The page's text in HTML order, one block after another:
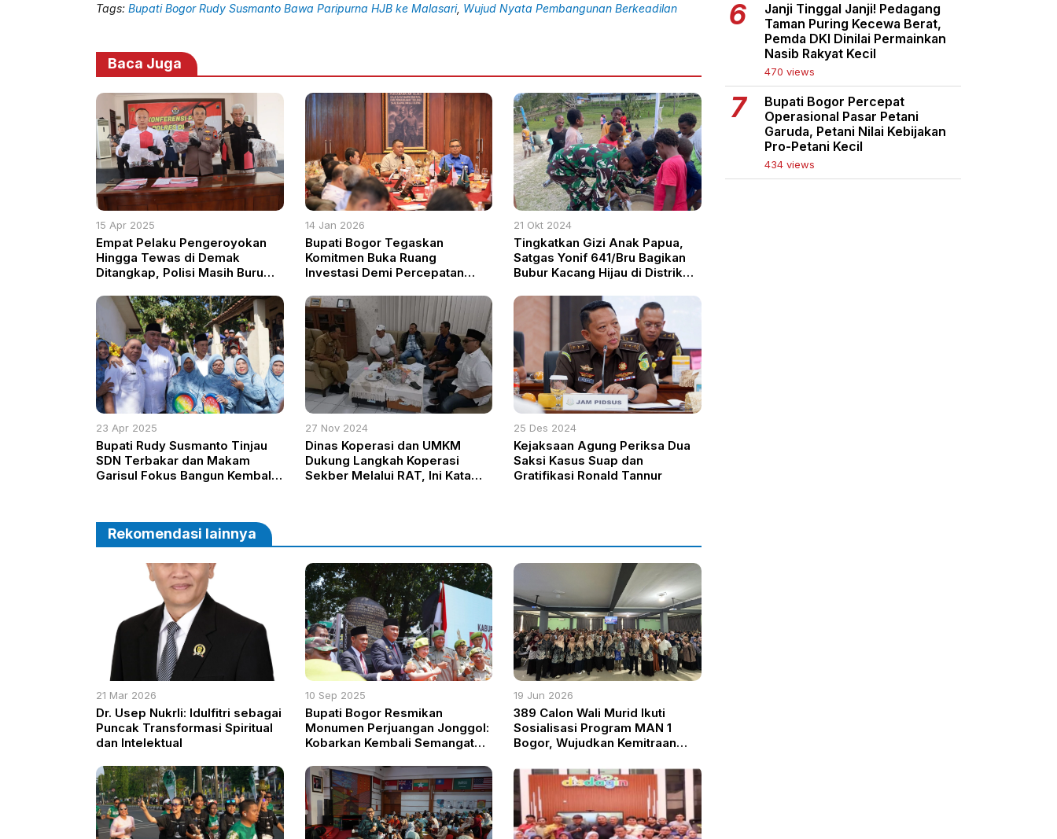
Tags: Bupati Bogor Rudy Susmanto Bawa Paripurna HJB ke Malasari, Wujud Nyata Pembangunan Berkeadilan
Baca Juga
15 Apr 2025
Empat Pelaku Pengeroyokan
Hingga Tewas di Demak
Ditangkap, Polisi Masih Buru
14 Jan 2026
Bupati Bogor Tegaskan
Komitmen Buka Ruang
Investasi Demi Percepatan
21 Okt 2024
Tingkatkan Gizi Anak Papua,
Satgas Yonif 641/Bru Bagikan
Bubur Kacang Hijau di Distrik
23 Apr 2025
Bupati Rudy Susmanto Tinjau
SDN Terbakar dan Makam
Garisul Fokus Bangun Kembali
27 Nov 2024
Dinas Koperasi dan UMKM
Dukung Langkah Koperasi
Sekber Melalui RAT, Ini Kata
25 Des 2024
Kejaksaan Agung Periksa Dua
Saksi Kasus Suap dan
Gratifikasi Ronald Tannur
Rekomendasi lainnya
21 Mar 2026
Dr. Usep Nukrli: Idulfitri sebagai
Puncak Transformasi Spiritual
dan Intelektual
10 Sep 2025
Bupati Bogor Resmikan
Monumen Perjuangan Jonggol:
Kobarkan Kembali Semangat
19 Jun 2026
389 Calon Wali Murid Ikuti
Sosialisasi Program MAN 1
Bogor, Wujudkan Kemitraan
Janji Tinggal Janji! Pedagang
Taman Puring Kecewa Berat,
Pemda DKI Dinilai Permainkan
Nasib Rakyat Kecil
470 views
Bupati Bogor Percepat
Operasional Pasar Petani
Garuda, Petani Nilai Kebijakan
Pro-Petani Kecil
434 views